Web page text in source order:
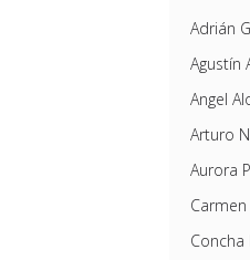
Adrián
Agustín
Angel
Arturo
Aurora
Concha